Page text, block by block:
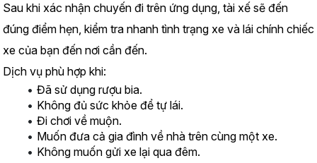
Sau khi xác nhận chuyến đi trên ứng dụng, tài xế sẽ đến
đúng điểm hẹn, kiểm tra nhanh tình trạng xe và lái chính chiếc
xe của bạn đến nơi cần đến.
Dịch vụ phù hợp khi:
Đã sử dụng rượu bia.
Không đủ sức khỏe để tự lái.
Đi chơi về muộn.
Muốn đưa cả gia đình về nhà trên cùng một xe.
Không muốn gửi xe lại qua đêm.